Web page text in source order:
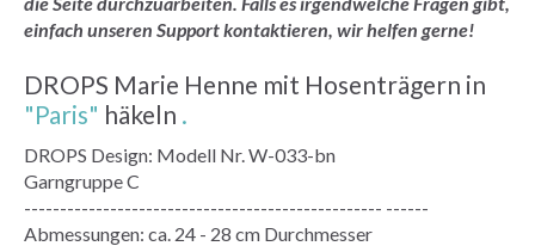
einfach unseren Support kontaktieren, wir helfen gerne!
DROPS Marie Henne mit Hosenträgern in
"Paris" häkeln .
DROPS Design: Modell Nr. W-033-bn
Garngruppe C
-------------------------------------------------- ------
Abmessungen: ca. 24 - 28 cm Durchmesser